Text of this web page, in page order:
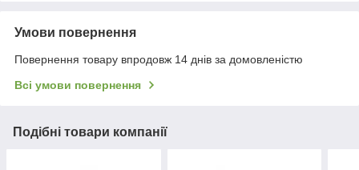
Умови повернення
Повернення товару впродовж 14 днів за домовленістю
Всі умови повернення
Подібні товари компанії